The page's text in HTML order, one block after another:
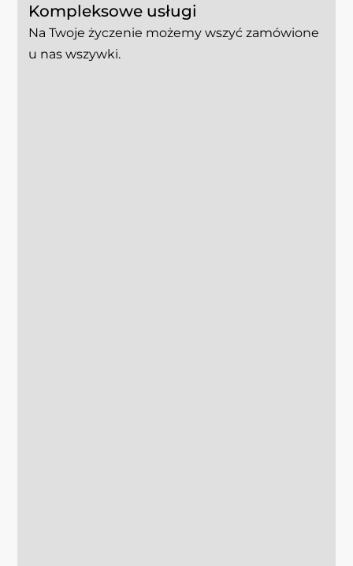
Kompleksowe usługi
Na Twoje życzenie możemy wszyć zamówione
u nas wszywki.